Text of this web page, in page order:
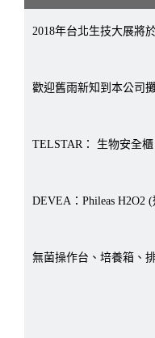
2018年台北生技大展將
歡迎舊雨新知到本公司
TELSTAR： 生物安全櫃
DEVEA：Phileas H2O2
無菌操作台、培養箱、